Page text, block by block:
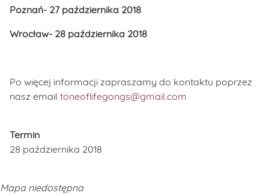
Poznań- 27 października 2018
Wrocław- 28 października 2018
Po więcej informacji zapraszamy do kontaktu poprzez
nasz email toneoflifegongs@gmail.com
Termin
28 października 2018
Mapa niedostępna